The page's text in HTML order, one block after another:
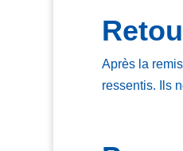
Après la
ressentis. Ils